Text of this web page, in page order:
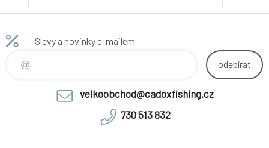
Slevy a novinky e-mailem
odebírat
velkoobchod@cadoxfishing.cz
730 513 832